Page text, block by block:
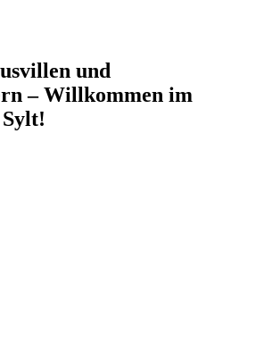
und
– Willkommen im